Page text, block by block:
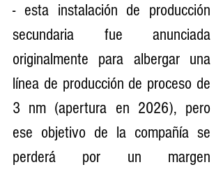
- esta instalación de producción
secundaria fue anunciada
originalmente para albergar una
línea de producción de proceso de
3 nm (apertura en 2026), pero
ese objetivo de la compañía se
perderá por un margen